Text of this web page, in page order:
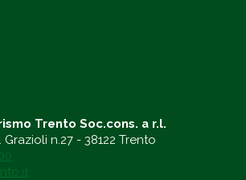
Trento Soc.cons. a r.l.
n.27 - 38122 Trento